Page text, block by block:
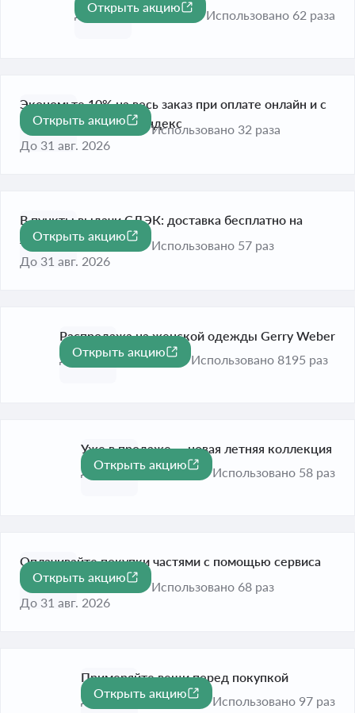
-50%
До 31 авг. 2026
Открыть акцию
Использовано 62 раза
-10%
Экономьте 10% на весь заказ при оплате онлайн и с
помощью сервисов Яндекс
До 31 авг. 2026
Открыть акцию
Использовано 32 раза
В пункты выдачи СДЭК: доставка бесплатно на
любую сумму
До 31 авг. 2026
Открыть акцию
Использовано 57 раз
Распродажа на женской одежды Gerry Weber
До 31 авг. 2026
Открыть акцию
Использовано 8195 раз
Уже в продаже — новая летняя коллекция
До 31 авг. 2026
Открыть акцию
Использовано 58 раз
Оплачивайте покупки частями с помощью сервиса
Сплит
До 31 авг. 2026
Открыть акцию
Использовано 68 раз
Примеряйте вещи перед покупкой
До 31 авг. 2026
Открыть акцию
Использовано 97 раз